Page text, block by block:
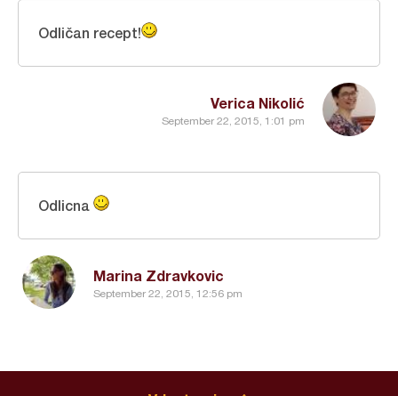
Verica Nikolić
September 22, 2015, 1:01 pm
Odličan recept!
Marina Zdravkovic
September 22, 2015, 12:56 pm
Odlicna